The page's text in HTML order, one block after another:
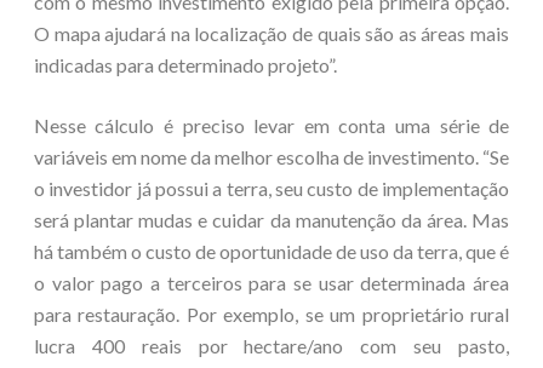
O mapa ajudará na localização de quais são as áreas mais
indicadas para determinado projeto”.
Nesse cálculo é preciso levar em conta uma série de
variáveis em nome da melhor escolha de investimento. “Se
o investidor já possui a terra, seu custo de implementação
será plantar mudas e cuidar da manutenção da área. Mas
há também o custo de oportunidade de uso da terra, que é
o valor pago a terceiros para se usar determinada área
para restauração. Por exemplo, se um proprietário rural
lucra 400 reais por hectare/ano com seu pasto,